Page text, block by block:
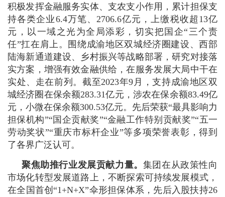
积极发挥金融服务实体、支农支小作用，累计担保支
持各类企业6.4万笔、2706.6亿元，上缴税收超13亿
元，以一域之光为全局添彩，切实把国企“三个责
任”扛在肩上。围绕成渝地区双城经济圈建设、西部
陆海新通道建设、乡村振兴等战略部署，研究对接落
实方案，增强有效金融供给，在服务发展大局中干在
实处、走在前列。截至2023年9月，支持成渝地区双
城经济圈在保余额283.31亿元，涉农在保余额83.49亿
元，小微在保余额300.53亿元。先后荣获“最具影响力
担保机构”“国企贡献奖”“金融工作特别贡献奖”“五一
劳动奖状”“重庆市标杆企业”等多项荣誉表彰，得到
了各界广泛认可。
聚焦助推行业发展贡献力量。 集团在从政策性向
市场化转型发展道路上，不断探索可持续发展模式，
在全国首创“1+N+X”伞形担保体系，先后入股扶持26